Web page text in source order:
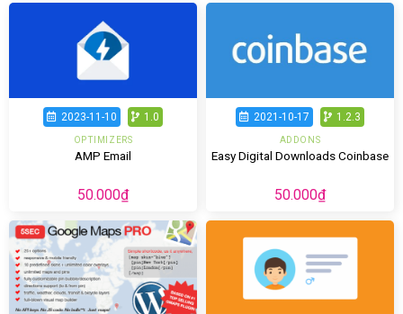
2023-11-10 1.0
OPTIMIZERS
AMP Email
50.000₫
2021-10-17 1.2.3
ADDONS
Easy Digital Downloads Coinbase
50.000₫